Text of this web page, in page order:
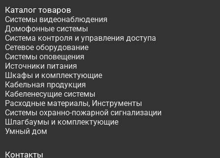
Каталог товаров
Системы видеонаблюдения
Домофонные системы
Система контроля и управления доступа
Сетевое оборудование
Системы оповещения
Источники питания
Шкафы и комплектующие
Кабельная продукция
Кабеленесущие системы
Расходные материалы, Инструменты
Системы охранно-пожарной сигнализации
Шлагбаумы и комплектующие
Умный дом
Контакты